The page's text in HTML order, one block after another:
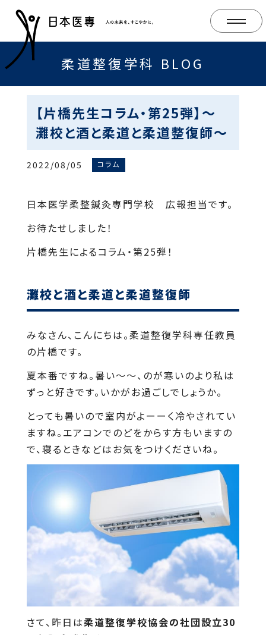
柔道整復学科 BLOG
【片橋先生コラム・第25弾】～
灘校と酒と柔道と柔道整復師～
2022/08/05 コラム
日本医学柔整鍼灸専門学校 広報担当です。
お待たせしました！
片橋先生によるコラム・第25弾！
灘校と酒と柔道と柔道整復師
みなさん、こんにちは。柔道整復学科専任教員
の片橋です。
夏本番ですね。暑い～～、のが寒いのより私は
ずっと好きです。いかがお過ごしでしょうか。
とっても暑いので室内がよーーく冷やされてい
ますね。エアコンでのどをからす方もいますの
で、寝るときなどはお気をつけくださいね。
さて、昨日は柔道整復学校協会の社団設立30